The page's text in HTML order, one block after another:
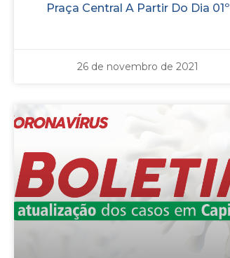
Praça Central A Partir Do Dia 01º
26 de novembro de 2021